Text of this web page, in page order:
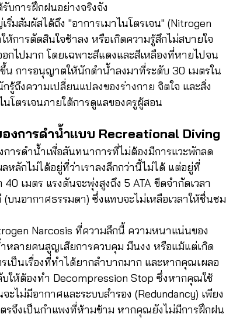
บการฝึกฝนอย่างจริงจัง
สัมผัสได้ถึง "อาการเมาไนโตรเจน" (Nitrogen
การตัดสินใจช้าลง หรือเกิดความรู้สึกไม่สบายใจ
กไปมาก โดยเฉพาะสีแดงและสีเหลืองที่หายไปจน
การอนุญาตให้นักดำน้ำลงมาที่ระดับ 30 เมตรใน
รู้ถึงความเปลี่ยนแปลงของร่างกาย จิตใจ และสิ่ง
นโตรเจนภายใต้การดูแลของครูผู้สอน
งการดำน้ำแบบ Recreational Diving
ารดำน้ำเพื่อสันทนาการที่ไม่ต้องมีการแวะพักลด
หลักไม่ได้อยู่ที่ว่าเราลงลึกกว่านี้ไม่ได้ แต่อยู่ที่
เมตร แรงดันจะพุ่งสูงถึง 5 ATA ขีดจำกัดเวลา
บนอากาศธรรมดา) ซึ่งแทบจะไม่เหลือเวลาให้ชื่นชม
Narcosis ที่ความลึกนี้ ความหนาแน่นของ
หลายคนสูญเสียการควบคุม มึนงง หรือแม้แต่เกิด
ป็นเรื่องที่ทำได้ยากลำบากมาก และหากคุณเผลอ
ให้ต้องทำ Decompression Stop ซึ่งหากคุณใช้
ไม่มีอากาศและระบบสำรอง (Redundancy) เพียง
รจึงเป็นกำแพงที่ห้ามข้าม หากคุณยังไม่มีการฝึกฝน